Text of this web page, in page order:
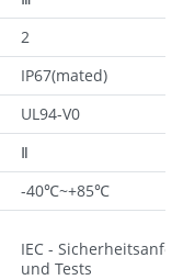
2
IP67(mated)
UL94-V0
Ⅱ
-40℃~+85℃
IEC -
und Tests